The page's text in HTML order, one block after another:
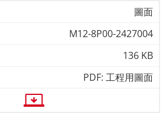
圖面
M12-8P00-2427004
136 KB
PDF: 工程用圖面